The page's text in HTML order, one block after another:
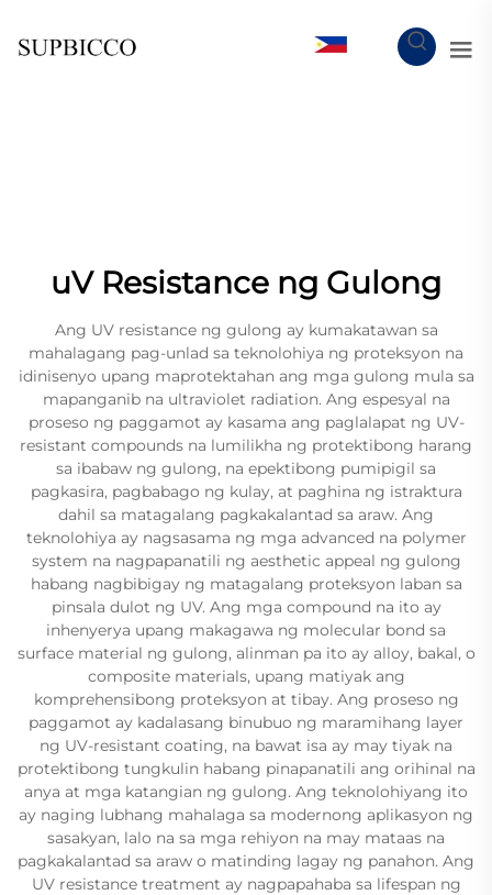
uV Resistance ng Gulong
Ang UV resistance ng gulong ay kumakatawan sa
mahalagang pag-unlad sa teknolohiya ng proteksyon na
idinisenyo upang maprotektahan ang mga gulong mula sa
mapanganib na ultraviolet radiation. Ang espesyal na
proseso ng paggamot ay kasama ang paglalapat ng UV-
resistant compounds na lumilikha ng protektibong harang
sa ibabaw ng gulong, na epektibong pumipigil sa
pagkasira, pagbabago ng kulay, at paghina ng istraktura
dahil sa matagalang pagkakalantad sa araw. Ang
teknolohiya ay nagsasama ng mga advanced na polymer
system na nagpapanatili ng aesthetic appeal ng gulong
habang nagbibigay ng matagalang proteksyon laban sa
pinsala dulot ng UV. Ang mga compound na ito ay
inhenyerya upang makagawa ng molecular bond sa
surface material ng gulong, alinman pa ito ay alloy, bakal, o
composite materials, upang matiyak ang
komprehensibong proteksyon at tibay. Ang proseso ng
paggamot ay kadalasang binubuo ng maramihang layer
ng UV-resistant coating, na bawat isa ay may tiyak na
protektibong tungkulin habang pinapanatili ang orihinal na
anya at mga katangian ng gulong. Ang teknolohiyang ito
ay naging lubhang mahalaga sa modernong aplikasyon ng
sasakyan, lalo na sa mga rehiyon na may mataas na
pagkakalantad sa araw o matinding lagay ng panahon. Ang
UV resistance treatment ay nagpapahaba sa lifespan ng